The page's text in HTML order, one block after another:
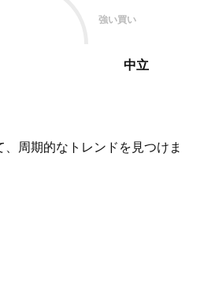
強い買い
中立
周期的なトレンドを見つけま